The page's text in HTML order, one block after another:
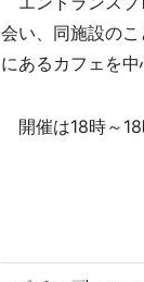
会い、同施設の
にあるカフェを中
開催は18時～18